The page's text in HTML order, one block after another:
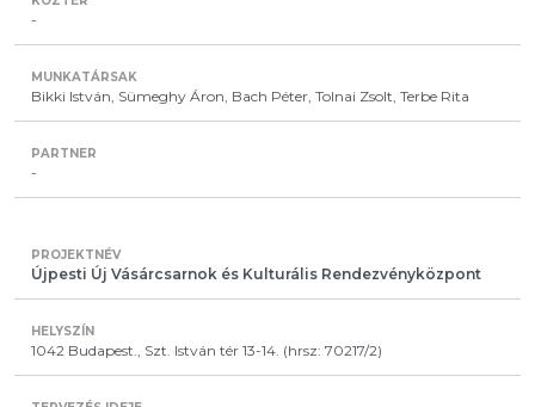
-
Bikki István, Sümeghy Áron, Bach Péter, Tolnai Zsolt, Terbe Rita
-
Újpesti Új Vásárcsarnok és Kulturális Rendezvényközpont
1042 Budapest., Szt. István tér 13-14. (hrsz: 70217/2)